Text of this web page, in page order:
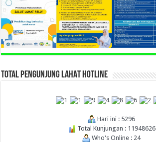
TOTAL PENGUNJUNG LAHAT HOTLINE
Hari ini : 5296
Total Kunjungan : 11948626
Who's Online : 24